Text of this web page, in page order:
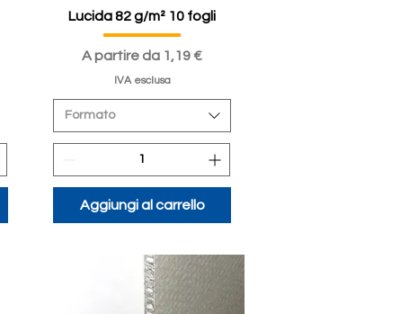
Lucida 82 g/m² 10 fogli
A partire da 1,19 €
Prezzo scontato
IVA esclusa
Formato
Aggiungi al carrello